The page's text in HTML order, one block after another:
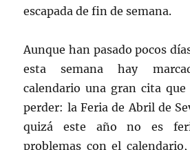
escapada de fin de semana.
Aunque han pasado pocos
esta semana hay
calendario una gran cita
perder: la Feria de Abril de
quizá este año no es
problemas con el